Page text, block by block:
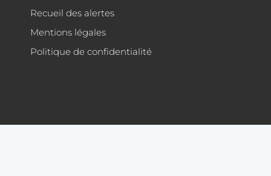
Recueil des alertes
Mentions légales
Politique de confidentialité